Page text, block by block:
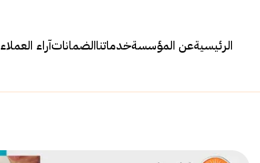
الرئيسيةعن المؤسسةخدماتناالضماناتآراء العملاء